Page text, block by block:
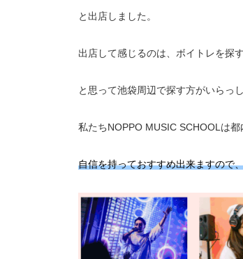
と出店しました。
出店して感じるのは、ボイトレを探
と思って池袋周辺で探す方がいらっ
私たちNOPPO MUSIC SCHOOLは
自信を持っておすすめ出来ますので